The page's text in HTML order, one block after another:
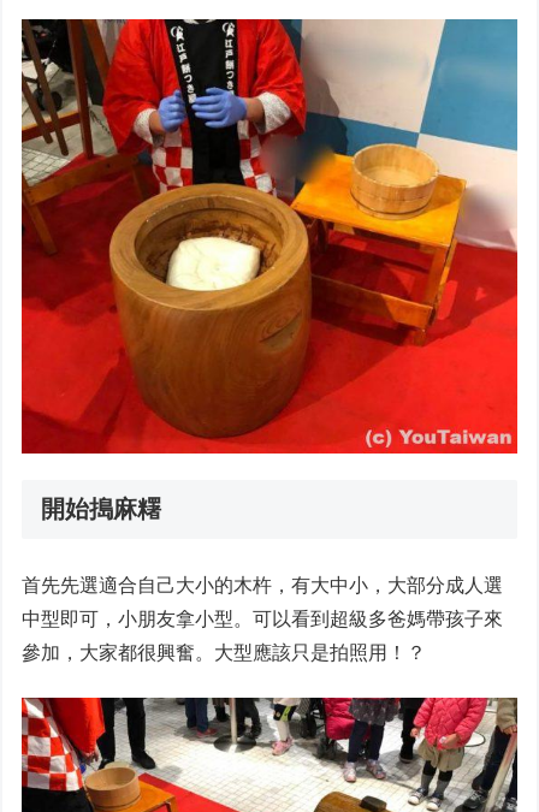
開始搗麻糬
首先先選適合自己大小的木杵，有大中小，大部分成人選
中型即可，小朋友拿小型。可以看到超級多爸媽帶孩子來
參加，大家都很興奮。大型應該只是拍照用！？